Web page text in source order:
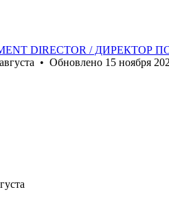
DIRECTOR /
• Обновлено 15 ноября